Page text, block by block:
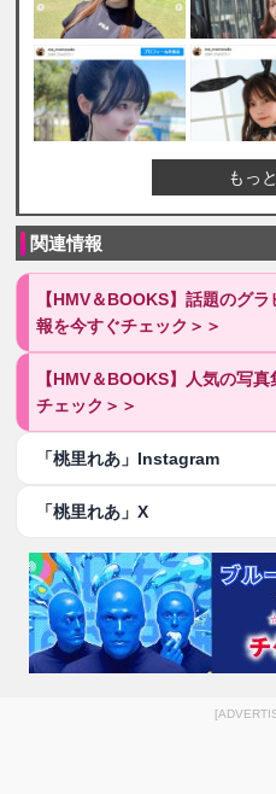
もっ
関連情報
【HMV＆BOOKS】話題のグ
報を今すぐチェック＞＞
【HMV＆BOOKS】人気の写
チェック＞＞
「桃里れあ」Instagram
「桃里れあ」X